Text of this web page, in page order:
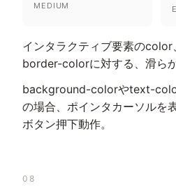
MEDIUM
インタラクティブ要素の
border-colorに対する、滑ら
background-colorやtext-
の場合、ポインタカーソルを
ボタン押下動作。
08